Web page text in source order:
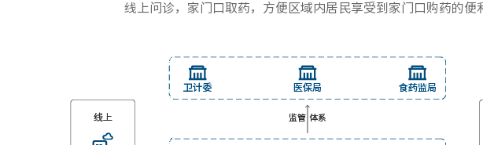
线上问诊，家门口取药，方便区域内居民享受到家门口购药的便